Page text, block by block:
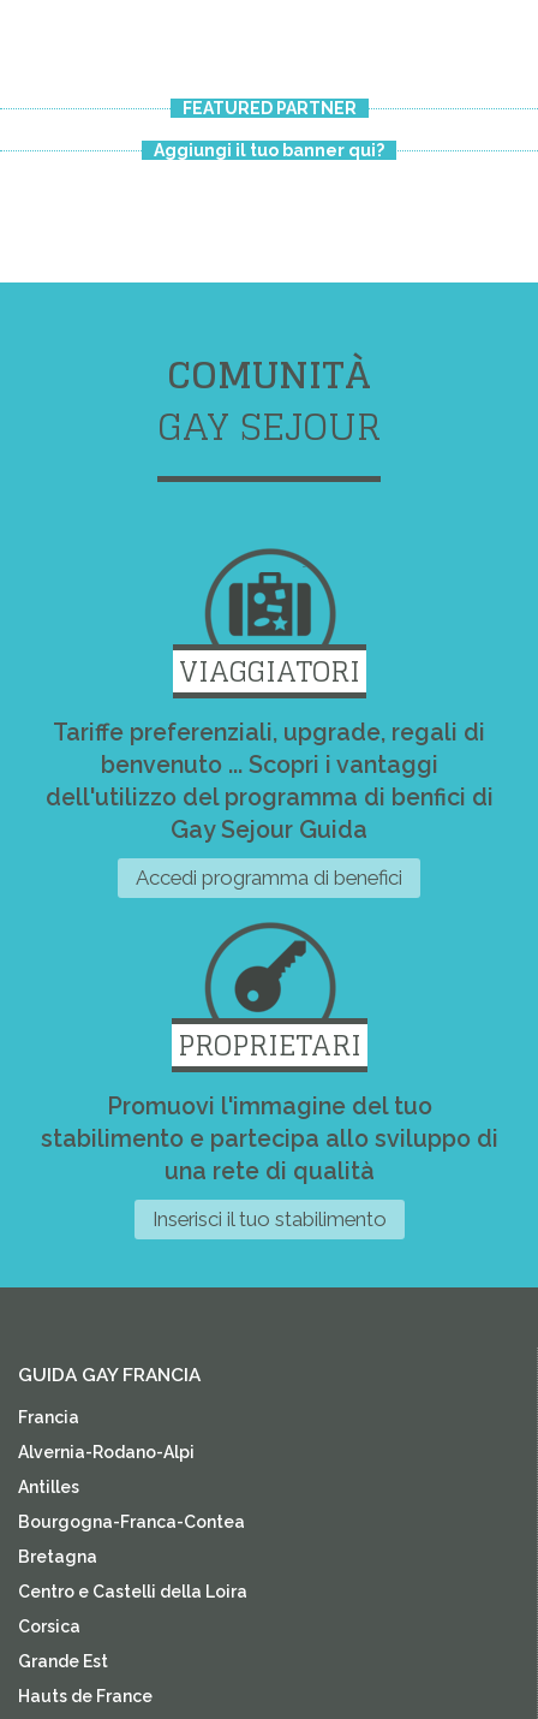
FEATURED PARTNER
Aggiungi il tuo banner qui?
COMUNITÀ
GAY SEJOUR
VIAGGIATORI
Tariffe preferenziali, upgrade, regali di
benvenuto ... Scopri i vantaggi
dell'utilizzo del programma di benfici di
Gay Sejour Guida
Accedi programma di benefici
PROPRIETARI
Promuovi l'immagine del tuo
stabilimento e partecipa allo sviluppo di
una rete di qualità
Inserisci il tuo stabilimento
GUIDA GAY FRANCIA
Francia
Alvernia-Rodano-Alpi
Antilles
Bourgogna-Franca-Contea
Bretagna
Centro e Castelli della Loira
Corsica
Grande Est
Hauts de France